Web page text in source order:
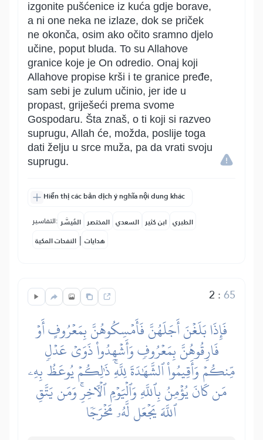
izgonite pušćenice iz kuća gdje borave,
a ni one neka ne izlaze, dok se priček
ne okonča, osim ako očito sramno djelo
učine, poput bluda. To su Allahove
granice koje je On odredio. Onaj koji
Allahove propise krši i te granice pređe,
sam sebi je zulum učinio, jer ide u
propast, griješeći prema svome
Gospodaru. Šta znaš, o ti koji si razveo
suprugu, Allah će, možda, poslije toga
dati želju u srce muža, pa da vrati svoju
suprugu.
Hiển thị các bản dịch ý nghĩa nội dung khác
التفاسير: المُيسَّر المختصر السعدي ابن كثير الطبري
النفحات المكية | هدايات
2 :65
فَإِذَا بَلَغۡنَ أَجَلَهُنَّ فَأَمۡسِكُوهُنَّ بِمَعۡرُوفٍ أَوۡ
فَارِقُوهُنَّ بِمَعۡرُوفٖ وَأَشۡهِدُواْ ذَوَيۡ عَدۡلٖ
مِّنكُمۡ وَأَقِيمُواْ ٱلشَّهَٰدَةَ لِلَّهِۚ ذَٰلِكُمۡ يُوعَظُ بِهِۦ
مَن كَانَ يُؤۡمِنُ بِٱللَّهِ وَٱلۡيَوۡمِ ٱلۡأٓخِرِۚ وَمَن يَتَّقِ
ٱللَّهَ يَجۡعَل لَّهُۥ مَخۡرَجٗا